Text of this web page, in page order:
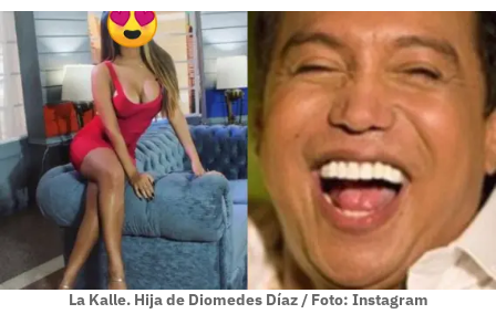
La Kalle. Hija de Diomedes Díaz / Foto: Instagram